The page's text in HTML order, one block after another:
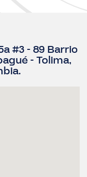
#3 - 89 Barrio
- Tolima,